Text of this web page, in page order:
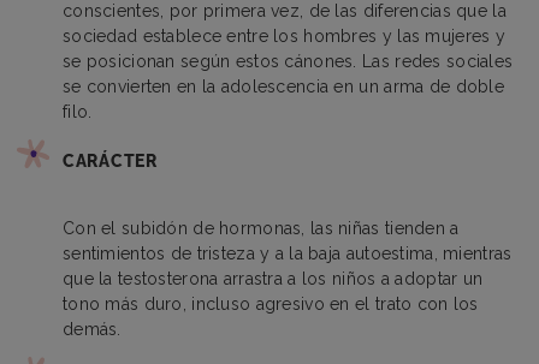
conscientes, por primera vez, de las diferencias que la
sociedad establece entre los hombres y las mujeres y
se posicionan según estos cánones. Las redes sociales
se convierten en la adolescencia en un arma de doble
filo.
CARÁCTER
Con el subidón de hormonas, las niñas tienden a
sentimientos de tristeza y a la baja autoestima, mientras
que la testosterona arrastra a los niños a adoptar un
tono más duro, incluso agresivo en el trato con los
demás.